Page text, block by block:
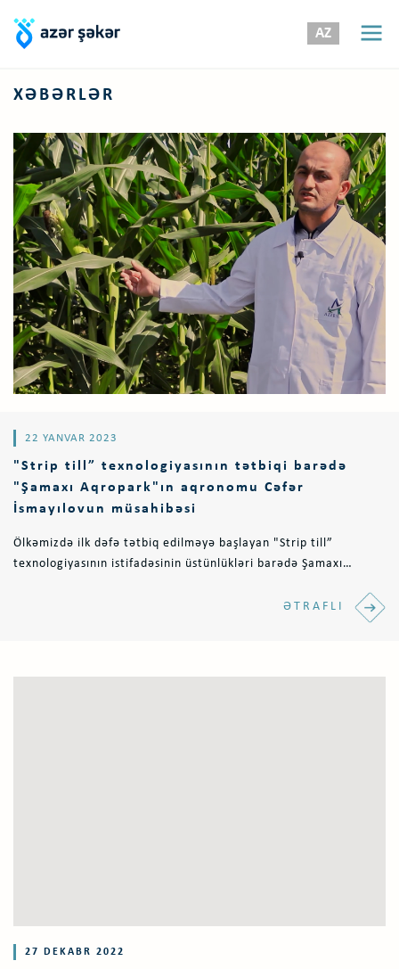
AZ
XƏBƏRLƏR
22 YANVAR 2023
"Strip till” texnologiyasının tətbiqi barədə
"Şamaxı Aqropark"ın aqronomu Cəfər
İsmayılovun müsahibəsi
Ölkəmizdə ilk dəfə tətbiq edilməyə başlayan "Strip till”
texnologiyasının istifadəsinin üstünlükləri barədə Şamaxı
ƏTRAFLI
27 DEKABR 2022